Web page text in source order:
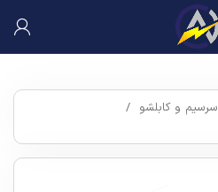
سرسیم و کابلشو